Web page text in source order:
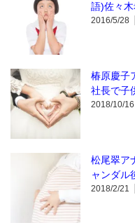
語)佐々
2016/5/28
椿原慶子
社長で子
2018/10/16
松尾翠ア
ャンダル
2018/2/21